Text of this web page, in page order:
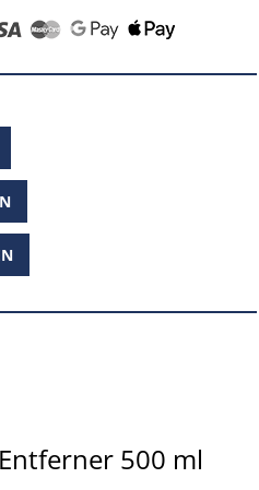
500 ml